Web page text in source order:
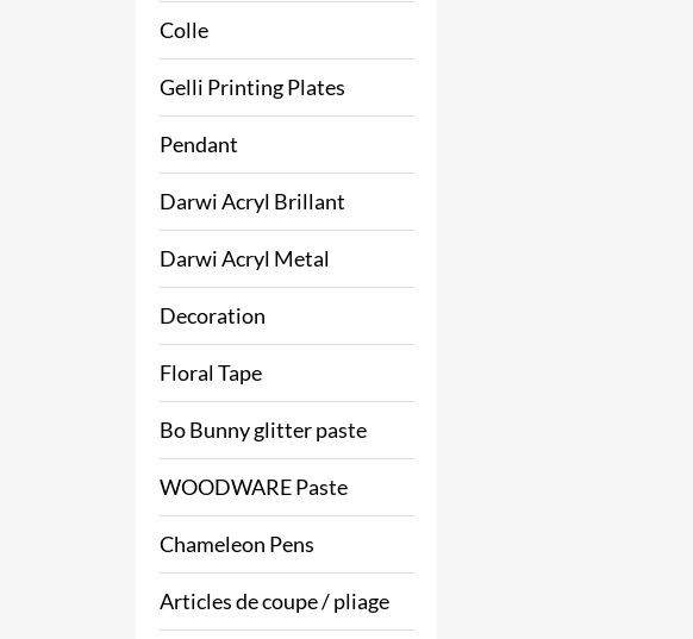
Colle
Gelli Printing Plates
Pendant
Darwi Acryl Brillant
Darwi Acryl Metal
Decoration
Floral Tape
Bo Bunny glitter paste
WOODWARE Paste
Chameleon Pens
Articles de coupe / pliage